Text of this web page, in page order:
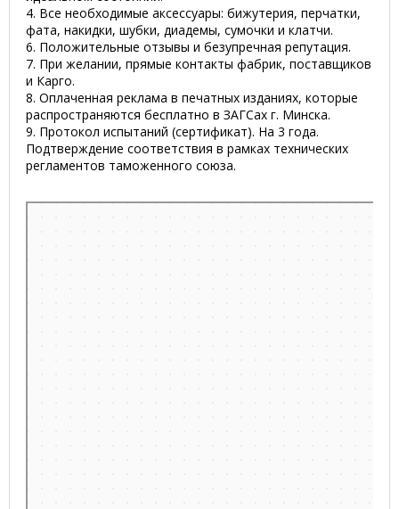
4. Все необходимые аксессуары: бижутерия, перчатки,
фата, накидки, шубки, диадемы, сумочки и клатчи.
6. Положительные отзывы и безупречная репутация.
7. При желании, прямые контакты фабрик, поставщиков
и Карго.
8. Оплаченная реклама в печатных изданиях, которые
распространяются бесплатно в ЗАГСах г. Минска.
9. Протокол испытаний (сертификат). На 3 года.
Подтверждение соответствия в рамках технических
регламентов таможенного союза.